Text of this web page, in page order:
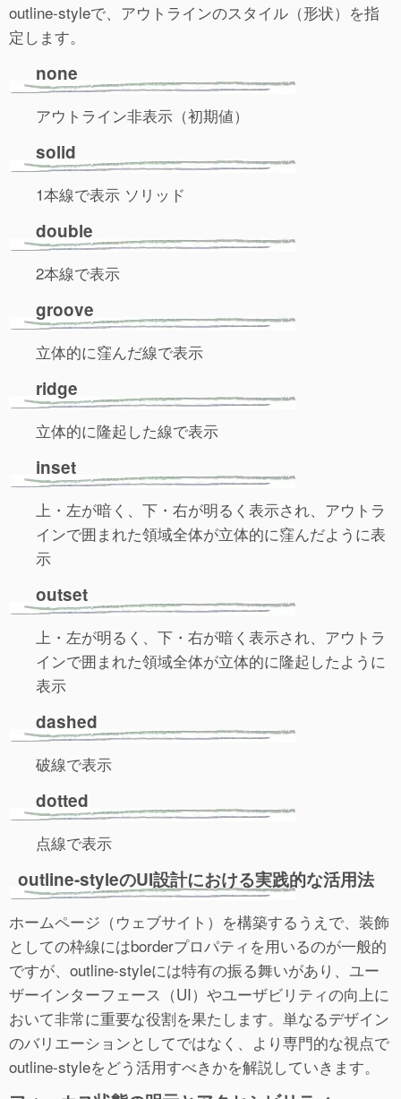
outline-styleで、アウトラインのスタイル（形状）を指
定します。
none
アウトライン非表示（初期値）
solid
1本線で表示 ソリッド
double
2本線で表示
groove
立体的に窪んだ線で表示
ridge
立体的に隆起した線で表示
inset
上・左が暗く、下・右が明るく表示され、アウトラ
インで囲まれた領域全体が立体的に窪んだように表
示
outset
上・左が明るく、下・右が暗く表示され、アウトラ
インで囲まれた領域全体が立体的に隆起したように
表示
dashed
破線で表示
dotted
点線で表示
outline-styleのUI設計における実践的な活用法
ホームページ（ウェブサイト）を構築するうえで、装飾
としての枠線にはborderプロパティを用いるのが一般的
ですが、outline-styleには特有の振る舞いがあり、ユー
ザーインターフェース（UI）やユーザビリティの向上に
おいて非常に重要な役割を果たします。単なるデザイン
のバリエーションとしてではなく、より専門的な視点で
outline-styleをどう活用すべきかを解説していきます。